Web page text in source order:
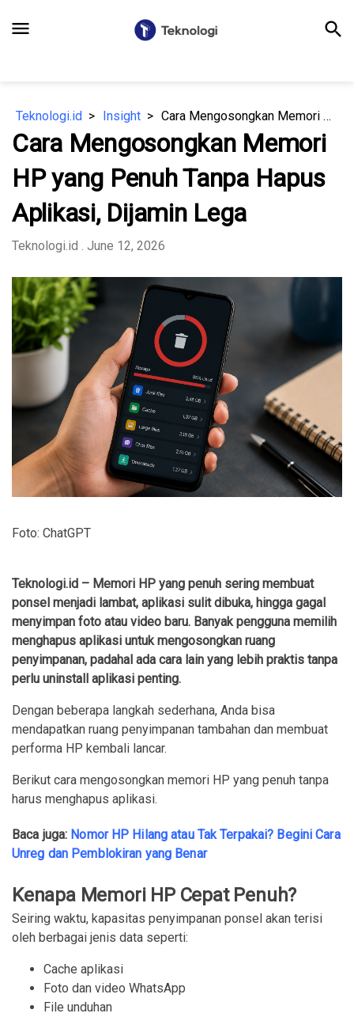
menu search
Teknologi.id Insight Cara Mengosongkan Memori HP yang Penuh Tanpa Hapus Aplikasi, Dijamin Lega
Cara Mengosongkan Memori
HP yang Penuh Tanpa Hapus
Aplikasi, Dijamin Lega
Teknologi.id . June 12, 2026
Foto: ChatGPT
Teknologi.id – Memori HP yang penuh sering membuat
ponsel menjadi lambat, aplikasi sulit dibuka, hingga gagal
menyimpan foto atau video baru. Banyak pengguna memilih
menghapus aplikasi untuk mengosongkan ruang
penyimpanan, padahal ada cara lain yang lebih praktis tanpa
perlu uninstall aplikasi penting.
Dengan beberapa langkah sederhana, Anda bisa
mendapatkan ruang penyimpanan tambahan dan membuat
performa HP kembali lancar.
Berikut cara mengosongkan memori HP yang penuh tanpa
harus menghapus aplikasi.
Baca juga: Nomor HP Hilang atau Tak Terpakai? Begini Cara
Unreg dan Pemblokiran yang Benar
Kenapa Memori HP Cepat Penuh?
Seiring waktu, kapasitas penyimpanan ponsel akan terisi
oleh berbagai jenis data seperti:
Cache aplikasi
Foto dan video WhatsApp
File unduhan